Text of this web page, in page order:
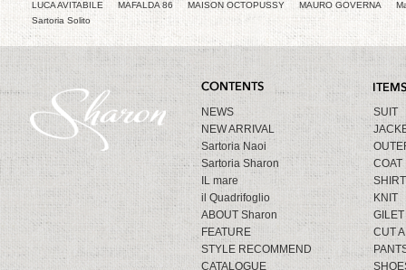
LUCA AVITABILE
MAFALDA 86 MAISON OCTOPUSSY MAURO GOVERNA
Sartoria Solito
NEWS
NEW ARRIVAL
Sartoria Naoi
Sartoria Sharon
IL mare
il Quadrifoglio
ABOUT Sharon
FEATURE
STYLE RECOMMEND
CATALOGUE
SUIT
COAT
SHIRT
KNIT
GILET
CUT